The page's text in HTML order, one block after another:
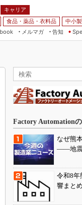
キャリア
食品・薬品・衣料品
中小
メルマガ
告知
Factory Automation
なぜ熊
――地震
令和8年
響まとめ